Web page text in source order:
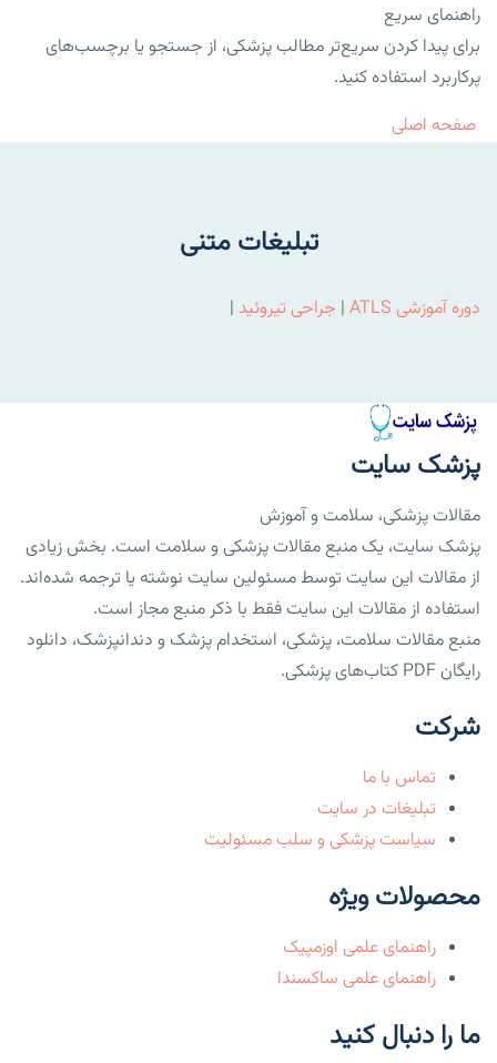
راهنمای سریع
برای پیدا کردن سریع‌تر مطالب پزشکی، از جستجو یا برچسب‌های
پرکاربرد استفاده کنید.
صفحه اصلی
تبلیغات متنی
دوره آموزشی ATLS | جراحی تیروئید |
پزشک سایت
مقالات پزشکی، سلامت و آموزش
پزشک سایت، یک منبع مقالات پزشکی و سلامت است. بخش زیادی
از مقالات این سایت توسط مسئولین سایت نوشته یا ترجمه شده‌اند.
استفاده از مقالات این سایت فقط با ذکر منبع مجاز است.
منبع مقالات سلامت، پزشکی، استخدام پزشک و دندانپزشک، دانلود
رایگان PDF کتاب‌های پزشکی.
شرکت
تماس با ما
تبلیغات در سایت
سیاست پزشکی و سلب مسئولیت
محصولات ویژه
راهنمای علمی اوزمپیک
راهنمای علمی ساکسندا
ما را دنبال کنید